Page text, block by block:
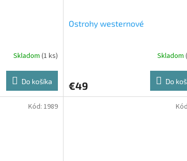
Skladom (1 ks)
Do košíka
Ostrohy westernové
Skladom
€49 Do
Kód: 1989